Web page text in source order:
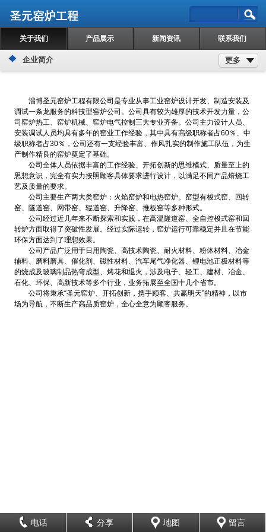
关于我们 产品展示 新闻资讯 联系我们
企业简介 更多
淄博圣元窑炉工程有限公司是专业从事工业窑炉设计开发、制造安装及
调试一条龙服务的科技型窑炉公司。公司具有较为雄厚的技术开发力量，公
司窑炉热工、窑炉机械、窑炉电气控制三大专业齐备。公司主力设计人员、
安装调试人员均具有多年的窑业工作经验，其中具有高级职称者占60％、中
级职称者占30％，公司还有一支经验丰富、作风扎实的制作施工队伍，为生
产制作精良的窑炉奠定了基础。
公司全体人员依据丰富的工作经验、开拓创新的思维模式、质量至上的
思想意识，完全有实力按照顾客具体要求进行设计，以满足不同产品焙烧工
艺及质量的要求。
公司主要生产两大类窑炉：火焰窑炉和电热窑炉。窑型有梭式窑、回转
窑、隧道窑、网带窑、辊道窑、升降窑、推板窑等多种形式。
公司经过近几年来不断探索和实践，在高温隧道窑、全自控梭式窑和回
转炉方面取得了突破性发展。经过实际运转，窑炉运行可靠稳定并且在节能
环保方面达到了理想效果。
公司产品广泛用于日用陶瓷、高技术陶瓷、耐火材料、粉体材料、冶金
辅料、磨料磨具、催化剂、磁性材料、汽车尾气净化器、锂电池正极材料等
的烧成及玻璃制品热弯成型、烤花和退火，涉及电子、轻工、建材、冶金、
石化、环保、高新技术等多个行业，业务拓展至全国十几个省市。
公司将秉承“圣元窑炉、开拓创新，携手顾客、共赢明天”的精神，以市
场为导航，不断生产高品质窑炉，全心全意为顾客服务。
电话 分享 地图 留言